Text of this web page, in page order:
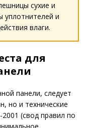
сухие и
уплотнителей и
влаги.
для
панели, следует
но и технические
(свод правил по